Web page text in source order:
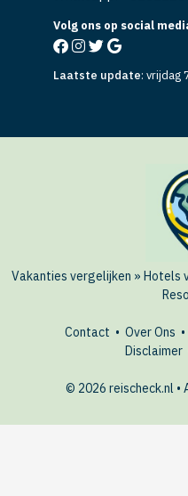
Volg ons op social
Laatste update: vrijdag
Vakanties vergelijken » Hotels
Contact • Over Ons •
Disclaimer
© 2026 reischeck.nl •